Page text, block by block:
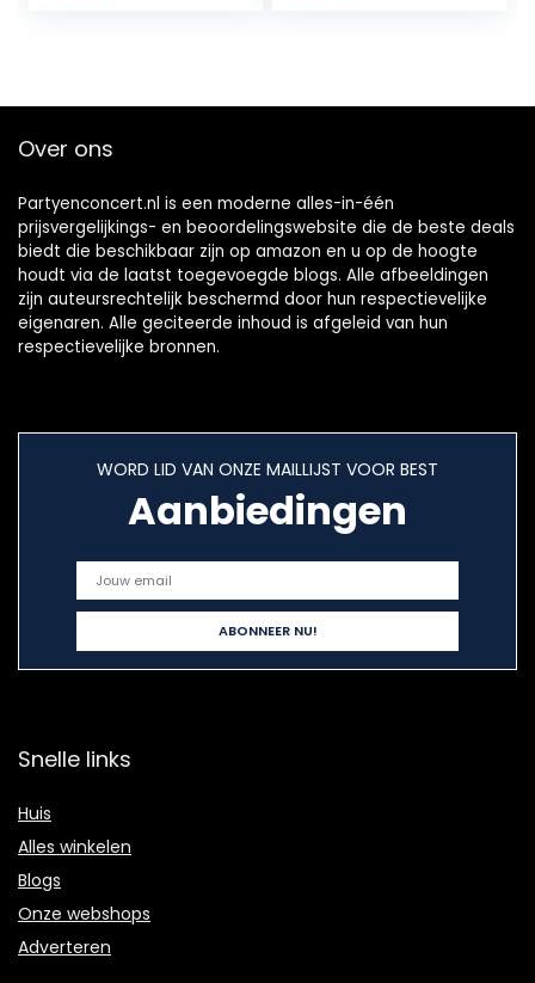
Over ons
Partyenconcert.nl is een moderne alles-in-één
prijsvergelijkings- en beoordelingswebsite die de beste deals
biedt die beschikbaar zijn op amazon en u op de hoogte
houdt via de laatst toegevoegde blogs. Alle afbeeldingen
zijn auteursrechtelijk beschermd door hun respectievelijke
eigenaren. Alle geciteerde inhoud is afgeleid van hun
respectievelijke bronnen.
WORD LID VAN ONZE MAILLIJST VOOR BEST
Aanbiedingen
Snelle links
Huis
Alles winkelen
Blogs
Onze webshops
Adverteren